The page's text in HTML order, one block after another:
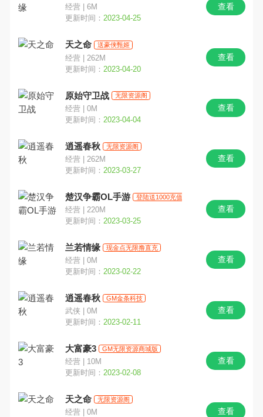
经营 | 6M
更新时间： 2023-04-25
查看
天之命 送豪侠甄姬
经营 | 262M
更新时间： 2023-04-20
查看
原始守卫战 无限资源阁
经营 | 0M
更新时间： 2023-04-04
查看
逍遥春秋 无限资源阁
经营 | 262M
更新时间： 2023-03-27
查看
楚汉争霸OL手游 登陆送1000充值
经营 | 220M
更新时间： 2023-03-25
查看
兰若情缘 现金点无限撸直充
经营 | 0M
更新时间： 2023-02-22
查看
逍遥春秋 GM金条科技
武侠 | 0M
更新时间： 2023-02-11
查看
大富豪3 GM无限资源商城版
经营 | 10M
更新时间： 2023-02-08
查看
天之命 无限资源阁
经营 | 0M
查看